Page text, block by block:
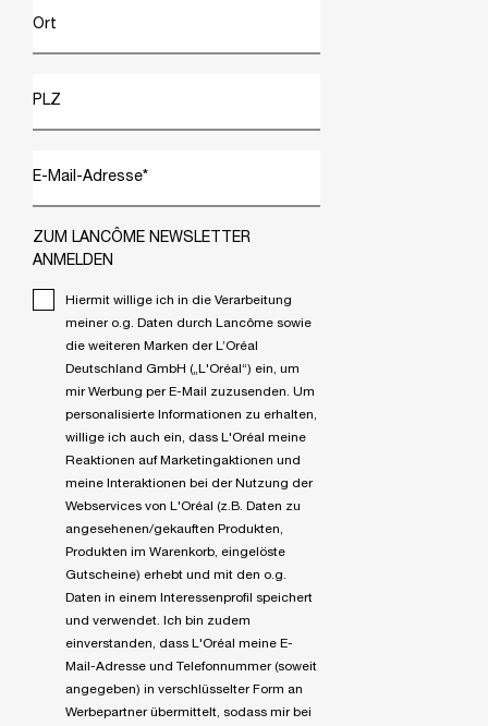
Ort
PLZ
E-Mail-Adresse*
ZUM LANCÔME NEWSLETTER
ANMELDEN
Hiermit willige ich in die Verarbeitung
meiner o.g. Daten durch Lancôme sowie
die weiteren Marken der L’Oréal
Deutschland GmbH („L'Oréal“) ein, um
mir Werbung per E-Mail zuzusenden. Um
personalisierte Informationen zu erhalten,
willige ich auch ein, dass L'Oréal meine
Reaktionen auf Marketingaktionen und
meine Interaktionen bei der Nutzung der
Webservices von L'Oréal (z.B. Daten zu
angesehenen/gekauften Produkten,
Produkten im Warenkorb, eingelöste
Gutscheine) erhebt und mit den o.g.
Daten in einem Interessenprofil speichert
und verwendet. Ich bin zudem
einverstanden, dass L'Oréal meine E-
Mail-Adresse und Telefonnummer (soweit
angegeben) in verschlüsselter Form an
Werbepartner übermittelt, sodass mir bei